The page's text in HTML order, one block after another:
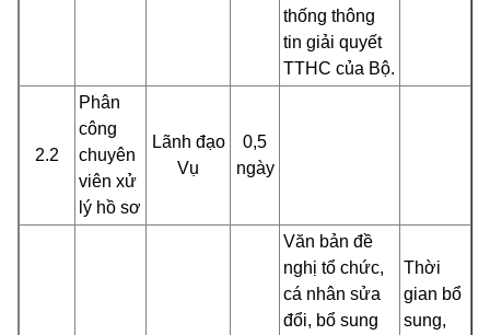
thống thông
tin giải quyết
TTHC của Bộ.
2.2
Phân
công
chuyên
viên xử
lý hồ sơ
Lãnh đạo
Vụ
0,5
ngày
Văn bản đề
nghị tổ chức,
cá nhân sửa
đổi, bổ sung
Thời
gian bổ
sung,